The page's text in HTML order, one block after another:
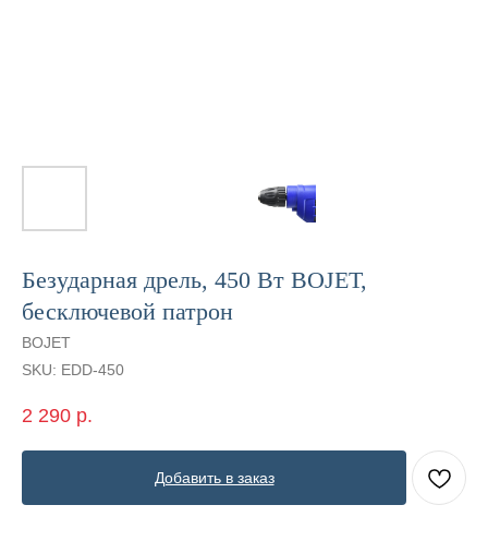
Безударная дрель, 450 Вт BOJET,
бесключевой патрон
BOJET
SKU: EDD-450
2 290 р.
Добавить в заказ